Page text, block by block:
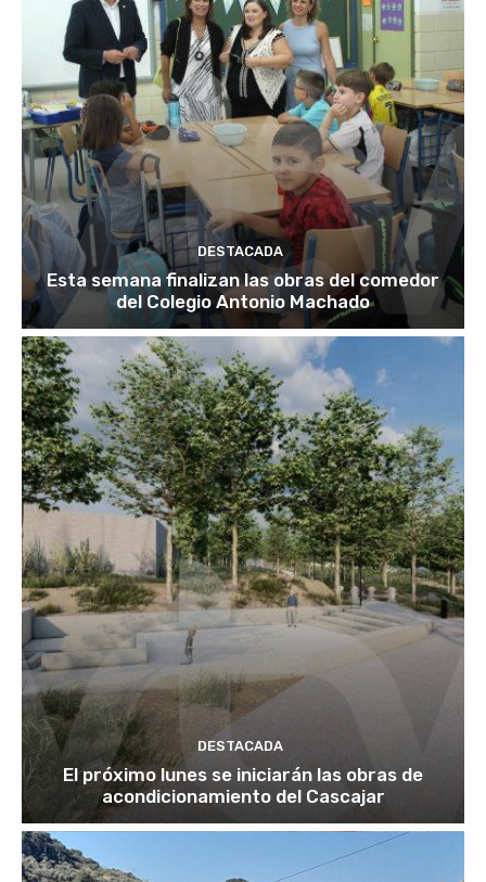
DESTACADA
Esta semana finalizan las obras del comedor
del Colegio Antonio Machado
DESTACADA
El próximo lunes se iniciarán las obras de
acondicionamiento del Cascajar